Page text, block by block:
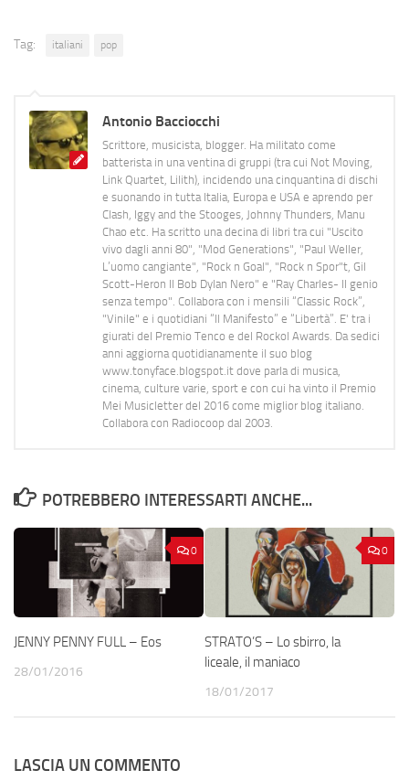
Tag: italiani pop
Antonio Bacciocchi
Scrittore, musicista, blogger. Ha militato come
batterista in una ventina di gruppi (tra cui Not Moving,
Link Quartet, Lilith), incidendo una cinquantina di dischi
e suonando in tutta Italia, Europa e USA e aprendo per
Clash, Iggy and the Stooges, Johnny Thunders, Manu
Chao etc. Ha scritto una decina di libri tra cui "Uscito
vivo dagli anni 80", "Mod Generations", "Paul Weller,
L’uomo cangiante", "Rock n Goal", "Rock n Spor"t, Gil
Scott-Heron Il Bob Dylan Nero" e "Ray Charles- Il genio
senza tempo". Collabora con i mensili “Classic Rock”,
"Vinile" e i quotidiani “Il Manifesto” e “Libertà”. E' tra i
giurati del Premio Tenco e del Rockol Awards. Da sedici
anni aggiorna quotidianamente il suo blog
www.tonyface.blogspot.it dove parla di musica,
cinema, culture varie, sport e con cui ha vinto il Premio
Mei Musicletter del 2016 come miglior blog italiano.
Collabora con Radiocoop dal 2003.
POTREBBERO INTERESSARTI ANCHE...
0
JENNY PENNY FULL – Eos
28/01/2016
0
STRATO’S – Lo sbirro, la
liceale, il maniaco
18/01/2017
LASCIA UN COMMENTO